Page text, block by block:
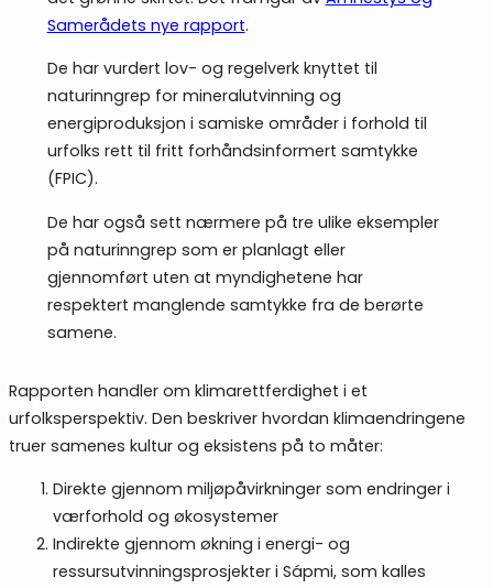
Samerådets nye rapport.
De har vurdert lov- og regelverk knyttet til
naturinngrep for mineralutvinning og
energiproduksjon i samiske områder i forhold til
urfolks rett til fritt forhåndsinformert samtykke
(FPIC).
De har også sett nærmere på tre ulike eksempler
på naturinngrep som er planlagt eller
gjennomført uten at myndighetene har
respektert manglende samtykke fra de berørte
samene.
Rapporten handler om klimarettferdighet i et
urfolksperspektiv. Den beskriver hvordan klimaendringene
truer samenes kultur og eksistens på to måter:
Direkte gjennom miljøpåvirkninger som endringer i
værforhold og økosystemer
Indirekte gjennom økning i energi- og
ressursutvinningsprosjekter i Sápmi, som kalles